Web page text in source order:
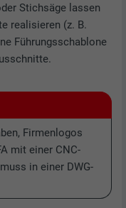
Stichsäge lassen
realisieren (z. B.
Führungsschablone
Firmenlogos
mit einer CNC-
in einer DWG-